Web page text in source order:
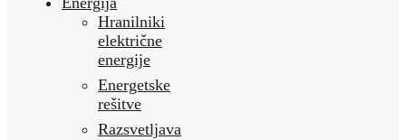
Hranilniki
električne
energije
Energetske
rešitve
Razsvetljava